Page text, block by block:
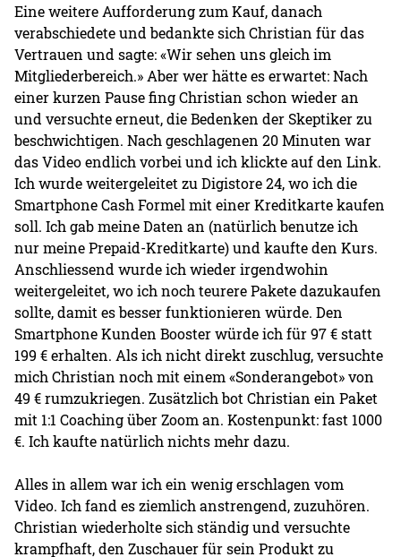
Eine weitere Aufforderung zum Kauf, danach
verabschiedete und bedankte sich Christian für das
Vertrauen und sagte: «Wir sehen uns gleich im
Mitgliederbereich.» Aber wer hätte es erwartet: Nach
einer kurzen Pause fing Christian schon wieder an
und versuchte erneut, die Bedenken der Skeptiker zu
beschwichtigen. Nach geschlagenen 20 Minuten war
das Video endlich vorbei und ich klickte auf den Link.
Ich wurde weitergeleitet zu Digistore 24, wo ich die
Smartphone Cash Formel mit einer Kreditkarte kaufen
soll. Ich gab meine Daten an (natürlich benutze ich
nur meine Prepaid-Kreditkarte) und kaufte den Kurs.
Anschliessend wurde ich wieder irgendwohin
weitergeleitet, wo ich noch teurere Pakete dazukaufen
sollte, damit es besser funktionieren würde. Den
Smartphone Kunden Booster würde ich für 97 € statt
199 € erhalten. Als ich nicht direkt zuschlug, versuchte
mich Christian noch mit einem «Sonderangebot» von
49 € rumzukriegen. Zusätzlich bot Christian ein Paket
mit 1:1 Coaching über Zoom an. Kostenpunkt: fast 1000
€. Ich kaufte natürlich nichts mehr dazu.
Alles in allem war ich ein wenig erschlagen vom
Video. Ich fand es ziemlich anstrengend, zuzuhören.
Christian wiederholte sich ständig und versuchte
krampfhaft, den Zuschauer für sein Produkt zu